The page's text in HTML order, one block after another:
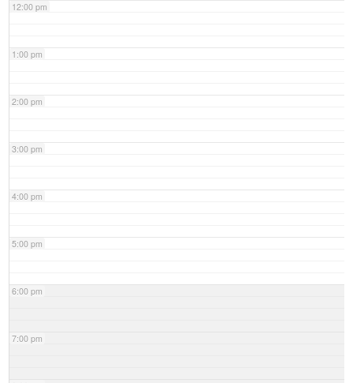
12:00 pm
1:00 pm
2:00 pm
3:00 pm
4:00 pm
5:00 pm
6:00 pm
7:00 pm